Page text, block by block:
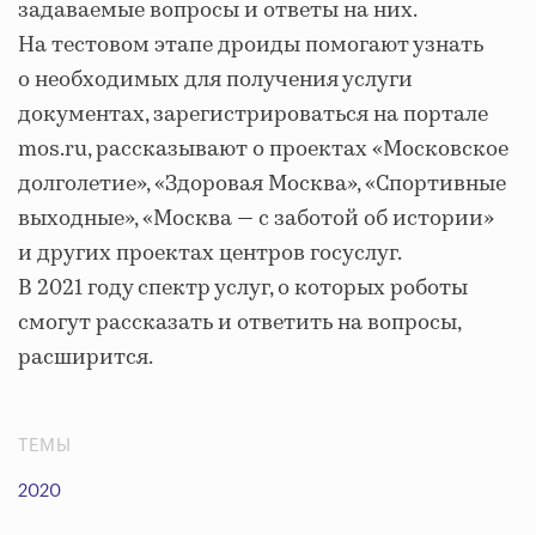
задаваемые вопросы и ответы на них.
На тестовом этапе дроиды помогают узнать
о необходимых для получения услуги
документах, зарегистрироваться на портале
mos.ru, рассказывают о проектах «Московское
долголетие», «Здоровая Москва», «Спортивные
выходные», «Москва — с заботой об истории»
и других проектах центров госуслуг.
В 2021 году спектр услуг, о которых роботы
смогут рассказать и ответить на вопросы,
расширится.
ТЕМЫ
2020